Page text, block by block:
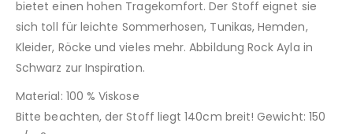
bietet einen hohen Tragekomfort. Der Stoff eignet sie
sich toll für leichte Sommerhosen, Tunikas, Hemden,
Kleider, Röcke und vieles mehr. Abbildung Rock Ayla in
Schwarz zur Inspiration.
Material: 100 % Viskose
Bitte beachten, der Stoff liegt 140cm breit! Gewicht: 150